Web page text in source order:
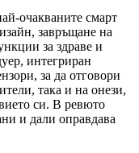
очакваните смарт
завръщане на
за здраве и
интегриран
за да отговори
така и на онези,
си. В ревюто
и дали оправдава